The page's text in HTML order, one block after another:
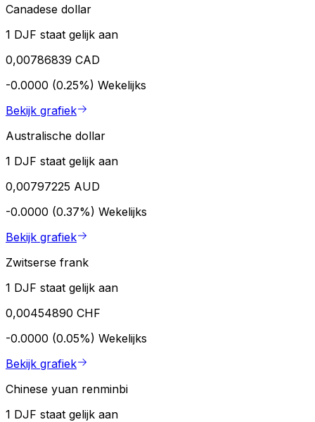
Canadese dollar
1 DJF staat gelijk aan
0,00786839 CAD
-0.0000 (0.25%) Wekelijks
Bekijk grafiek
Australische dollar
1 DJF staat gelijk aan
0,00797225 AUD
-0.0000 (0.37%) Wekelijks
Bekijk grafiek
Zwitserse frank
1 DJF staat gelijk aan
0,00454890 CHF
-0.0000 (0.05%) Wekelijks
Bekijk grafiek
Chinese yuan renminbi
1 DJF staat gelijk aan